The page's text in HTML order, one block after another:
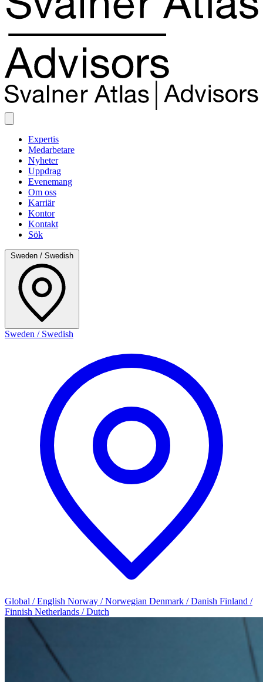
Expertis
Medarbetare
Nyheter
Uppdrag
Evenemang
Om oss
Karriär
Kontor
Kontakt
Sök
Sweden / Swedish
Sweden / Swedish
Global / English Norway / Norwegian Denmark / Danish Finland /
Finnish Netherlands / Dutch